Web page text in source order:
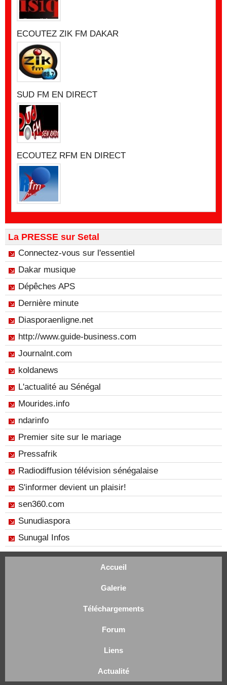
ECOUTEZ ZIK FM DAKAR
SUD FM EN DIRECT
ECOUTEZ RFM EN DIRECT
La PRESSE sur Setal
Connectez-vous sur l'essentiel
Dakar musique
Dépêches APS
Dernière minute
Diasporaenligne.net
http://www.guide-business.com
Journalnt.com
koldanews
L'actualité au Sénégal
Mourides.info
ndarinfo
Premier site sur le mariage
Pressafrik
Radiodiffusion télévision sénégalaise
S'informer devient un plaisir!
sen360.com
Sunudiaspora
Sunugal Infos
Accueil
Galerie
Téléchargements
Forum
Liens
Actualité